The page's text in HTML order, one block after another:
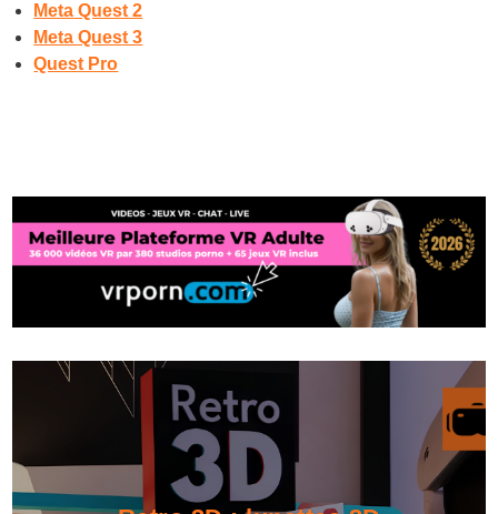
Meta Quest 2
Meta Quest 3
Quest Pro